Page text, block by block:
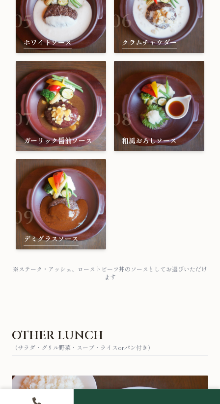
05
ホワイトソース
06
クラムチャウダー
07
ガーリック醤油ソース
08
和風おろしソース
09
デミグラスソース
※ステーク・アッシェ、ローストビーフ丼のソースとしてお選びいただけ
ます
OTHER LUNCH
（サラダ・グリル野菜・スープ・ライスorパン付き）